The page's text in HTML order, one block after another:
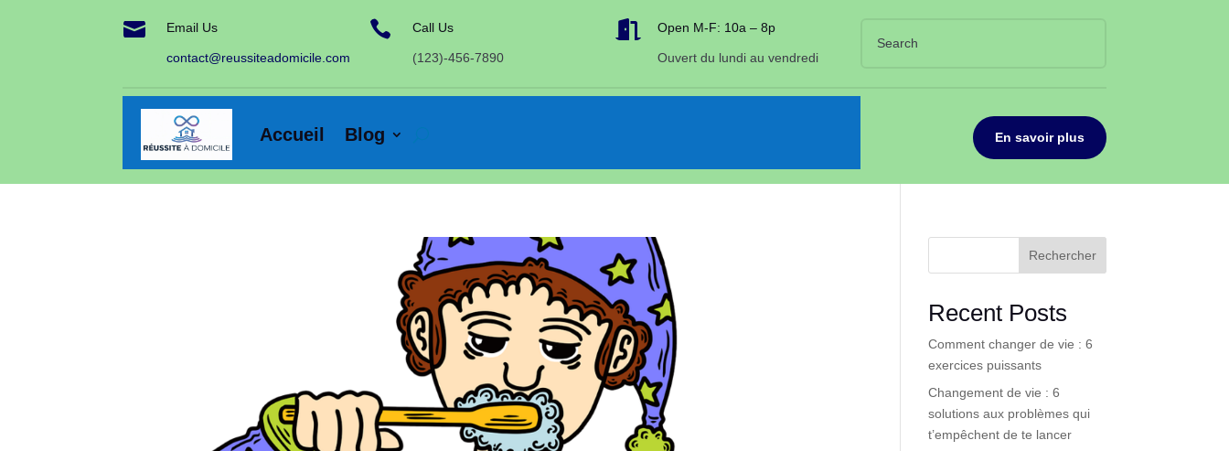
 Email Us
contact@reussiteadomicile.com
 Call Us
(123)-456-7890
 Open M-F: 10a – 8p
Ouvert du lundi au vendredi
Accueil Blog En savoir plus
Rechercher
Recent Posts
Comment changer de vie : 6
exercices puissants
Changement de vie : 6
solutions aux problèmes qui
t’empêchent de te lancer